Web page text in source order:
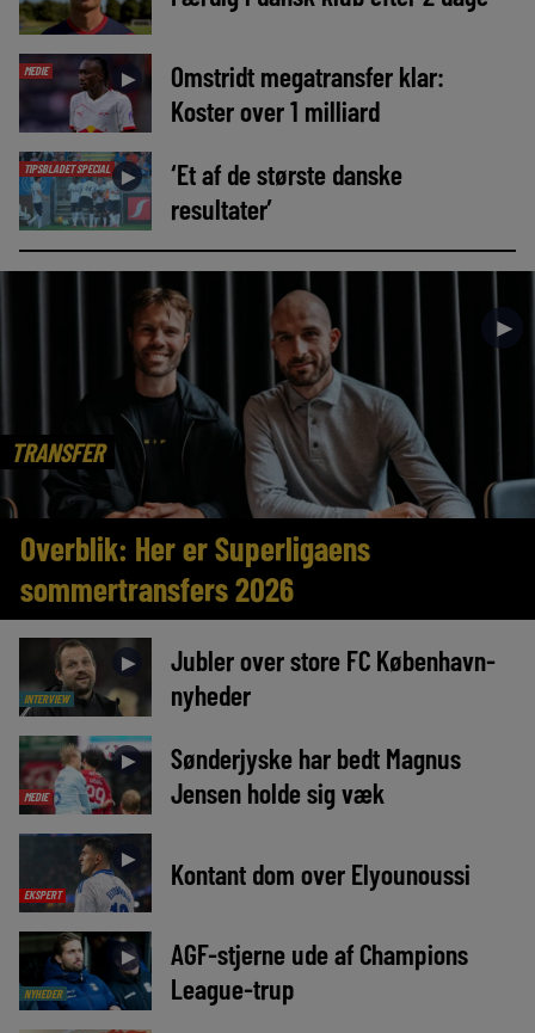
MEDIE ►
Omstridt megatransfer klar:
Koster over 1 milliard
TIPSBLADET SPECIAL ►
‘Et af de største danske
resultater’
TRANSFER
►
Overblik: Her er Superligaens
sommertransfers 2026
INTERVIEW
►
Jubler over store FC København-
nyheder
MEDIE
►
Sønderjyske har bedt Magnus
Jensen holde sig væk
EKSPERT
► Kontant dom over Elyounoussi
NYHEDER
►
AGF-stjerne ude af Champions
League-trup